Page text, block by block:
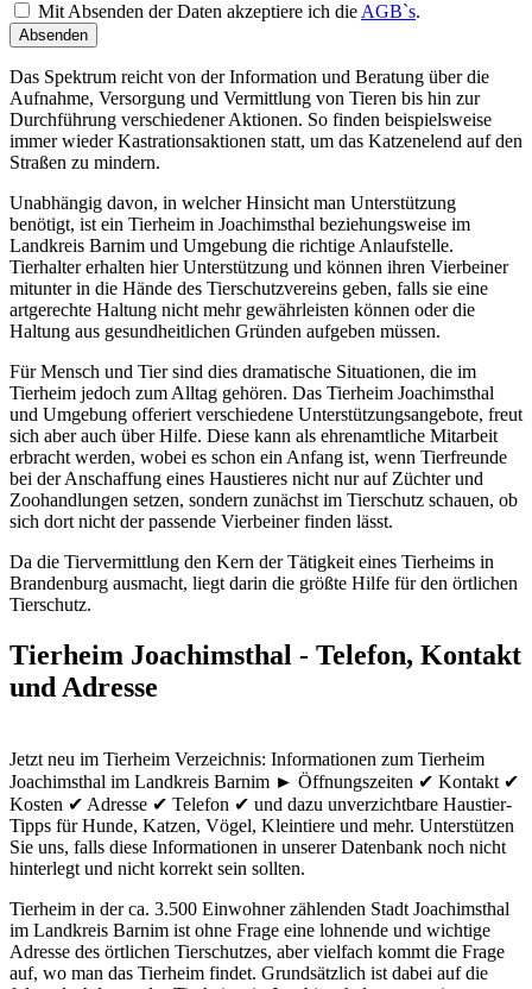
Mit Absenden der Daten akzeptiere ich die AGB`s.
Absenden
Das Spektrum reicht von der Information und Beratung über die
Aufnahme, Versorgung und Vermittlung von Tieren bis hin zur
Durchführung verschiedener Aktionen. So finden beispielsweise
immer wieder Kastrationsaktionen statt, um das Katzenelend auf den
Straßen zu mindern.
Unabhängig davon, in welcher Hinsicht man Unterstützung
benötigt, ist ein Tierheim in Joachimsthal beziehungsweise im
Landkreis Barnim und Umgebung die richtige Anlaufstelle.
Tierhalter erhalten hier Unterstützung und können ihren Vierbeiner
mitunter in die Hände des Tierschutzvereins geben, falls sie eine
artgerechte Haltung nicht mehr gewährleisten können oder die
Haltung aus gesundheitlichen Gründen aufgeben müssen.
Für Mensch und Tier sind dies dramatische Situationen, die im
Tierheim jedoch zum Alltag gehören. Das Tierheim Joachimsthal
und Umgebung offeriert verschiedene Unterstützungsangebote, freut
sich aber auch über Hilfe. Diese kann als ehrenamtliche Mitarbeit
erbracht werden, wobei es schon ein Anfang ist, wenn Tierfreunde
bei der Anschaffung eines Haustieres nicht nur auf Züchter und
Zoohandlungen setzen, sondern zunächst im Tierschutz schauen, ob
sich dort nicht der passende Vierbeiner finden lässt.
Da die Tiervermittlung den Kern der Tätigkeit eines Tierheims in
Brandenburg ausmacht, liegt darin die größte Hilfe für den örtlichen
Tierschutz.
Tierheim Joachimsthal - Telefon, Kontakt
und Adresse
Jetzt neu im Tierheim Verzeichnis: Informationen zum Tierheim
Joachimsthal im Landkreis Barnim ► Öffnungszeiten ✔ Kontakt ✔
Kosten ✔ Adresse ✔ Telefon ✔ und dazu unverzichtbare Haustier-
Tipps für Hunde, Katzen, Vögel, Kleintiere und mehr. Unterstützen
Sie uns, falls diese Informationen in unserer Datenbank noch nicht
hinterlegt und nicht korrekt sein sollten.
Tierheim in der ca. 3.500 Einwohner zählenden Stadt Joachimsthal
im Landkreis Barnim ist ohne Frage eine lohnende und wichtige
Adresse des örtlichen Tierschutzes, aber vielfach kommt die Frage
auf, wo man das Tierheim findet. Grundsätzlich ist dabei auf die